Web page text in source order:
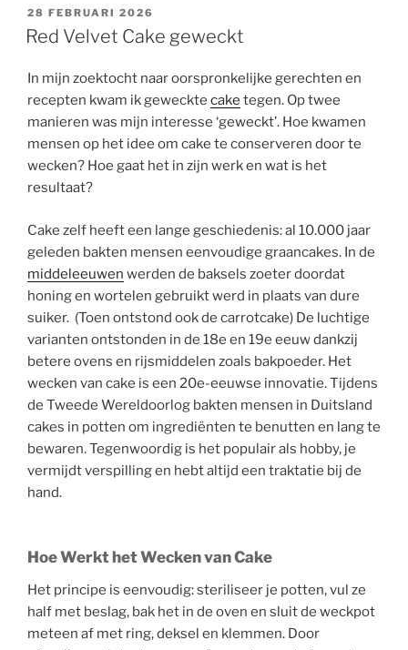
GEPLAATST
OP
28 FEBRUARI 2026
Red Velvet Cake geweckt
In mijn zoektocht naar oorspronkelijke gerechten en
recepten kwam ik geweckte cake tegen. Op twee
manieren was mijn interesse ‘geweckt’. Hoe kwamen
mensen op het idee om cake te conserveren door te
wecken? Hoe gaat het in zijn werk en wat is het
resultaat?
Cake zelf heeft een lange geschiedenis: al 10.000 jaar
geleden bakten mensen eenvoudige graancakes. In de
middeleeuwen werden de baksels zoeter doordat
honing en wortelen gebruikt werd in plaats van dure
suiker. (Toen ontstond ook de carrotcake) De luchtige
varianten ontstonden in de 18e en 19e eeuw dankzij
betere ovens en rijsmiddelen zoals bakpoeder. Het
wecken van cake is een 20e-eeuwse innovatie. Tijdens
de Tweede Wereldoorlog bakten mensen in Duitsland
cakes in potten om ingrediënten te benutten en lang te
bewaren. Tegenwoordig is het populair als hobby, je
vermijdt verspilling en hebt altijd een traktatie bij de
hand.
Hoe Werkt het Wecken van Cake
Het principe is eenvoudig: steriliseer je potten, vul ze
half met beslag, bak het in de oven en sluit de weckpot
meteen af met ring, deksel en klemmen. Door